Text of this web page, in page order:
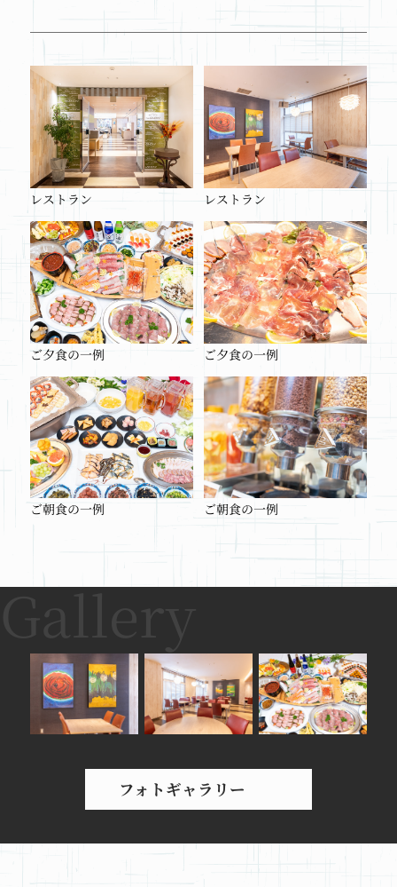
レストラン レストラン
ご夕食の一例 ご夕食の一例
ご朝食の一例 ご朝食の一例
フォトギャラリー